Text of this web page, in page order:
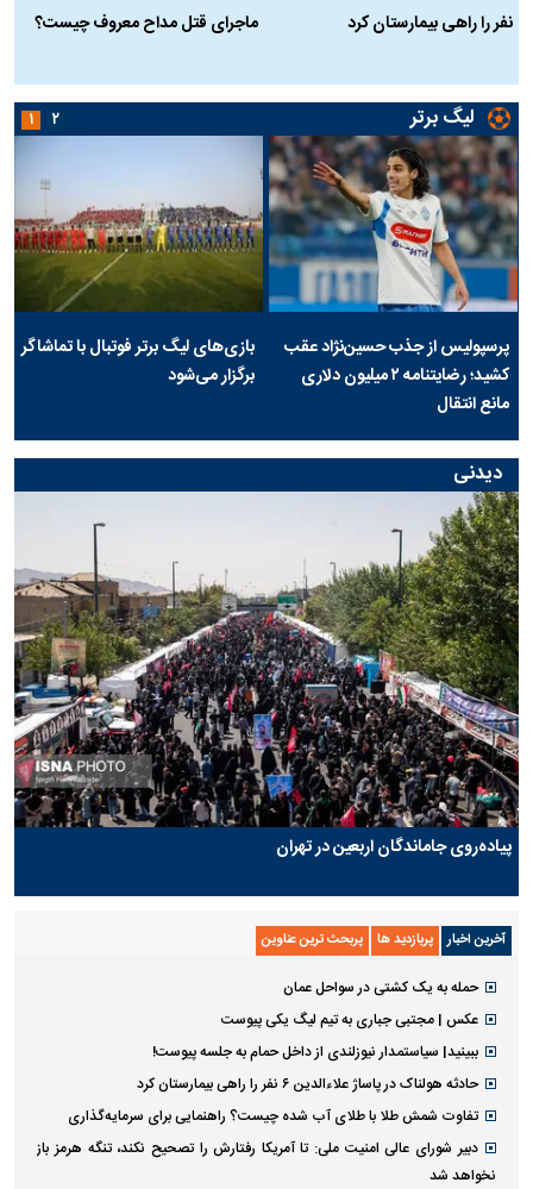
نفر را راهی بیمارستان کرد
ماجرای قتل مداح معروف چیست؟
لیگ برتر
پرسپولیس از جذب حسین‌نژاد عقب
کشید؛ رضایتنامه ۲ میلیون دلاری
مانع انتقال
بازی‌های لیگ برتر فوتبال با تماشاگر
برگزار می‌شود
۱ ۲
دیدنی
پیاده‌روی جاماندگان اربعین در تهران
آخرین اخبار پربازدید ها پربحث ترین عناوین
حمله به یک کشتی در سواحل عمان
عکس | مجتبی جباری به تیم لیگ یکی پیوست
ببینید| سیاستمدار نیوزلندی از داخل حمام به جلسه پیوست!
حادثه هولناک در پاساژ علاءالدین ۶ نفر را راهی بیمارستان کرد
تفاوت شمش طلا با طلای آب شده چیست؟ راهنمایی برای سرمایه‌گذاری
دبیر شورای عالی امنیت ملی: تا آمریکا رفتارش را تصحیح نکند، تنگه هرمز باز
نخواهد شد